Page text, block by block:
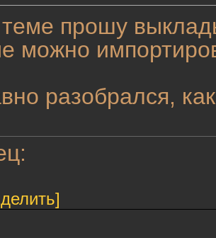
прошу
можно
разобрался,